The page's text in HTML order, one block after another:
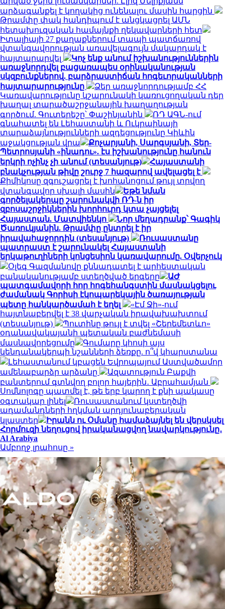
արձագանքել է կողակից ունենալու մասին հարցին
Թրամփը փակ հանդիպում է անցկացրել ԱՄՆ
հետախուզական համայնքի ղեկավարների հետ
Իտալիայի 27 քաղաքներում տապի պատճառով
վտանգավորության առավելագույն մակարդակ է
հայտարարվել
Կոչ ենք անում իշխանություններին
առաջնորդվել բացառապես օրինականության
սկզբունքներով. բարձրաստիճան հոգեւորականների
հայտարարությունը
Ձեր առաջնորդությամբ ՀՀ
Կառավարությունը կշարունակի կառուցողական դեր
խաղալ տարածաշրջանային խաղաղության
գործում. Գուտերեշը՝ Փաշինյանին
ՌԴ ԱԳՆ-ում
գնահատել են Լեհաստանի և Ուկրաինայի
տարաձայնությունների ազդեցությունը Կիևին
աջակցության վրա
Քոչարյանի, Սարգսյանի, Տեր-
Պետրոսյանի «ինադու». էս իշխանությունը հանուն
երկրի ոչինչ չի անում (տեսանյութ)
Հայաստանի
բնակչության թիվը շուրջ 7 հազարով ավելացել է
Քիմիկոսը զգուշացրել է խոհանոցում թույլ տրվող
վտանգավոր սխալի մասին
Եթե նման
գործելակերպը շարունակվի ՌԴ-ն իր
զբոսաշրջիկներին խորհուրդ կտա չայցելել
Հայաստան. Մատվիենկո
Նոր մեղադրանք՝ Գագիկ
Ծառուկյանին. Թրամփը ընտրել է իր
իրավահաջորդին (տեսանյութ)
Ռուսաստանը
պատրաստ է շարունակել Հայաստանի
երկաթուղիների կոնցեսիոն կառավարումը. Օվերչուկ
Օլեգ Գազմանովը քննադատել է արհեստական
բանականությամբ ստեղծված երգերը
ԱԺ
պատգամավորի հոր հոգեհանգստին մասնակցելու
ժամանակ Գորիսի էկոպարեկային ծառայության
պետը հանկարծամահ է եղել
«Էմ Ջի»-ում
հայտնաբերվել է 38 վարչական իրավախախտում
(տեսանյութ)
Պուտինը թույլ է տվել «Շերեմետևո»
օդանավակայանի պետական բաժնեմասի
մասնավորեցումը
Գումարը կհոսի այս
կենդանակերպի նշանների ձեռքը. ո՞վ կհարստանա
Լեհաստանում կբացեն Եվրոպայում Աստվածամոր
ամենաբարձր արձանը
Ազատություն Բաքվի
բանտերում գտնվող բոլոր հայերին․ Աբրահամյան
Սոմնոլոգը պատմել է, թե երբ կարող է քնի պակասը
օգտակար լինել
Ռուսաստանում կստեղծվի
ադամանդների հղկման արդյունաբերական
կլաստեր
Իրանն ու Օմանը համաձայնել են վերսկսել
Հորմուզի նեղուցով իրականացվող նավարկությունը․
Al Arabiya
Ամբողջ լրահոսը »